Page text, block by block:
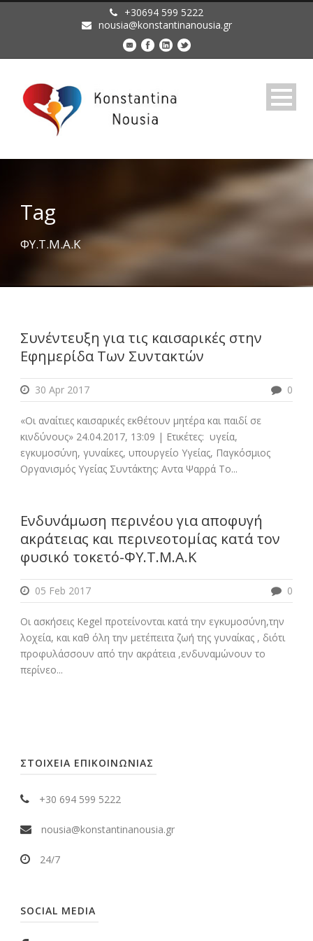
+30694 599 5222
nousia@konstantinanousia.gr
Tag
ΦΥ.Τ.Μ.Α.Κ
Συνέντευξη για τις καισαρικές στην
Εφημερίδα Των Συντακτών
30 Apr 2017 0
«Οι αναίτιες καισαρικές εκθέτουν μητέρα και παιδί σε
κινδύνους» 24.04.2017, 13:09 | Ετικέτες: υγεία,
εγκυμοσύνη, γυναίκες, υπουργείο Υγείας, Παγκόσμιος
Οργανισμός Υγείας Συντάκτης: Αντα Ψαρρά Το...
Ενδυνάμωση περινέου για αποφυγή
ακράτειας και περινεοτομίας κατά τον
φυσικό τοκετό-ΦΥ.Τ.Μ.Α.Κ
05 Feb 2017 0
Οι ασκήσεις Kegel προτείνονται κατά την εγκυμοσύνη,την
λοχεία, και καθ όλη την μετέπειτα ζωή της γυναίκας , διότι
προφυλάσσουν από την ακράτεια ,ενδυναμώνουν το
περίνεο...
ΣΤΟΙΧΕΙΑ ΕΠΙΚΟΙΝΩΝΙΑΣ
+30 694 599 5222
nousia@konstantinanousia.gr
24/7
SOCIAL MEDIA